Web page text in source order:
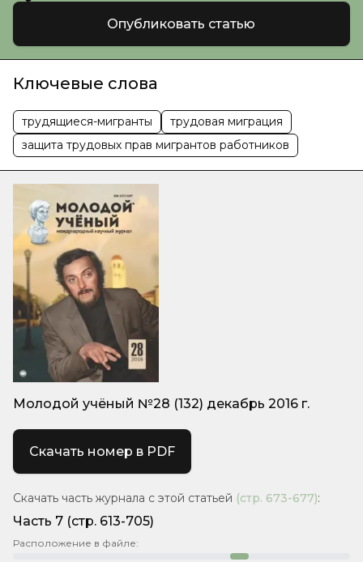
Опубликовать статью
Ключевые слова
трудящиеся-мигранты
трудовая миграция
защита трудовых прав мигрантов работников
Молодой учёный №28 (132) декабрь 2016 г.
Скачать номер в PDF
Скачать часть журнала с этой статьей (стр. 673-677):
Часть 7 (cтр. 613-705)
Расположение в файле: